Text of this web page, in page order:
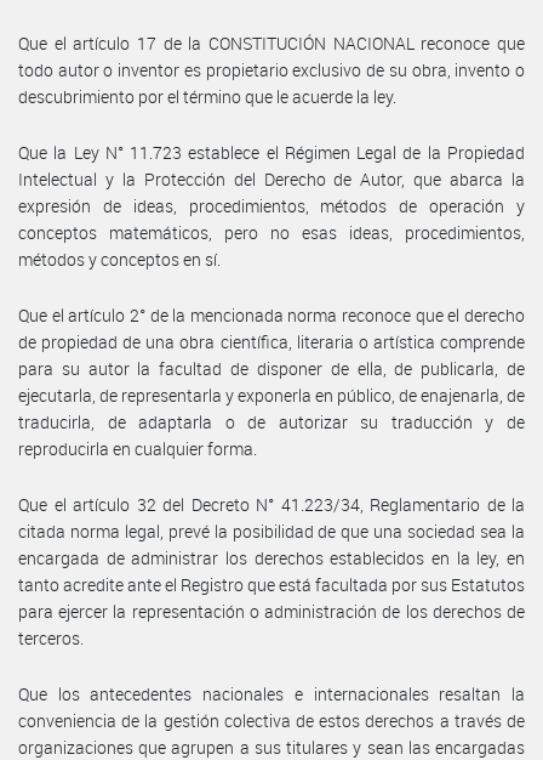
Que el artículo 17 de la CONSTITUCIÓN NACIONAL reconoce que
todo autor o inventor es propietario exclusivo de su obra, invento o
descubrimiento por el término que le acuerde la ley.
Que la Ley N° 11.723 establece el Régimen Legal de la Propiedad
Intelectual y la Protección del Derecho de Autor, que abarca la
expresión de ideas, procedimientos, métodos de operación y
conceptos matemáticos, pero no esas ideas, procedimientos,
métodos y conceptos en sí.
Que el artículo 2° de la mencionada norma reconoce que el derecho
de propiedad de una obra científica, literaria o artística comprende
para su autor la facultad de disponer de ella, de publicarla, de
ejecutarla, de representarla y exponerla en público, de enajenarla, de
traducirla, de adaptarla o de autorizar su traducción y de
reproducirla en cualquier forma.
Que el artículo 32 del Decreto N° 41.223/34, Reglamentario de la
citada norma legal, prevé la posibilidad de que una sociedad sea la
encargada de administrar los derechos establecidos en la ley, en
tanto acredite ante el Registro que está facultada por sus Estatutos
para ejercer la representación o administración de los derechos de
terceros.
Que los antecedentes nacionales e internacionales resaltan la
conveniencia de la gestión colectiva de estos derechos a través de
organizaciones que agrupen a sus titulares y sean las encargadas